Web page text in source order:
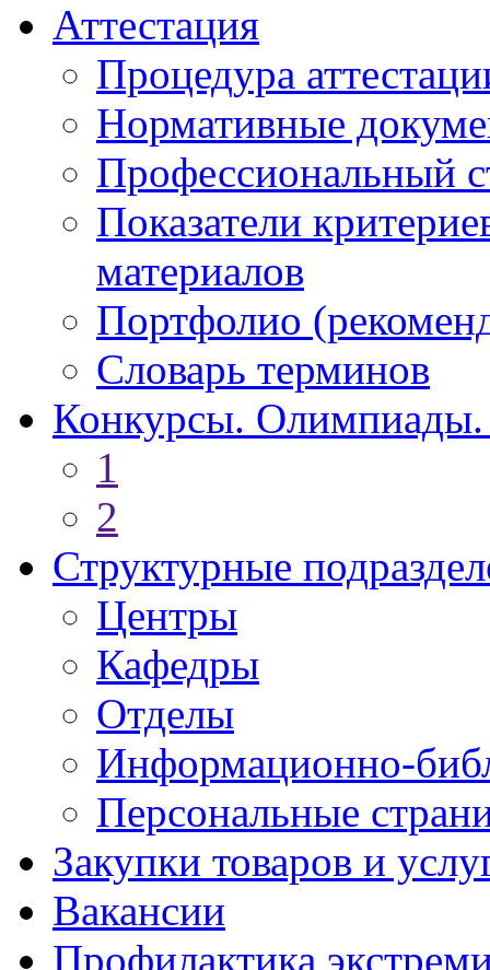
Аттестация
Процедура
Нормативные
Профессиональный
Показатели
материалов
Портфолио
Словарь терминов
Конкурсы.
1
2
Структурные
Центры
Кафедры
Отделы
Информационно-
Персональные
Закупки товаров и
Вакансии
Профилактика